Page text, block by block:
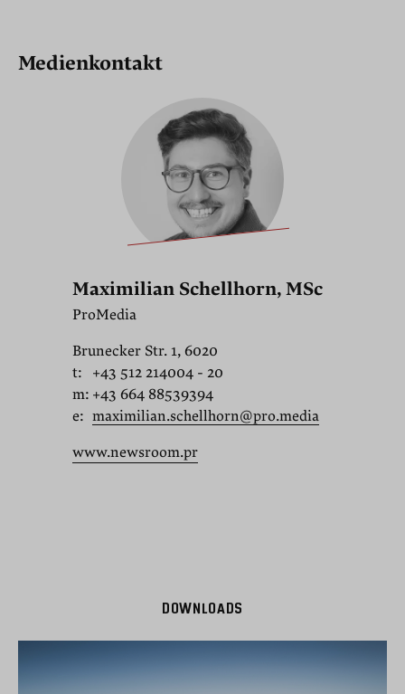
Medienkontakt
Maximilian Schellhorn, MSc
ProMedia
Brunecker Str. 1, 6020
t:
+43 512 214004 - 20
m: +43 664 88539394
e: maximilian.schellhorn@pro.media
www.newsroom.pr
DOWNLOADS